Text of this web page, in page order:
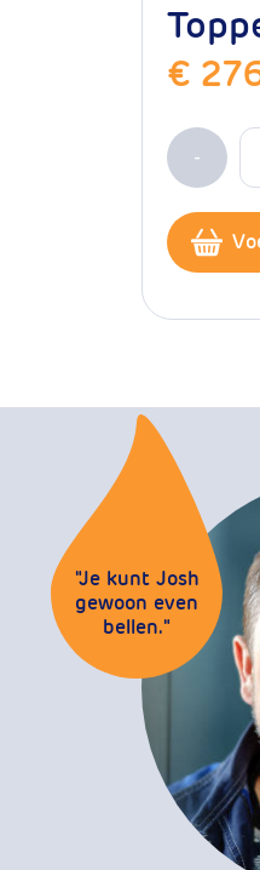
€
- Min 1
Aantal
"Je kunt Josh
gewoon even
bellen."